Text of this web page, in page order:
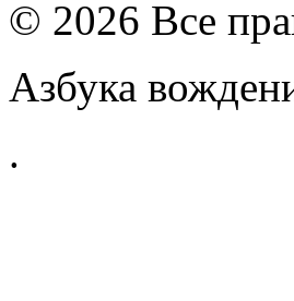
© 2026 Все
Азбука
.